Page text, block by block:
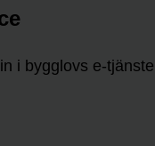
i bygglovs e-